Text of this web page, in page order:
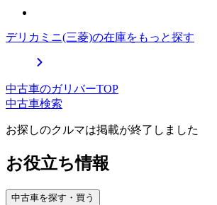
デリカミニ(三菱)の在庫をもっと探す
中古車のガリバーTOP
中古車検索
お探しのクルマは掲載が終了しました
お役立ち情報
中古車を探す・買う